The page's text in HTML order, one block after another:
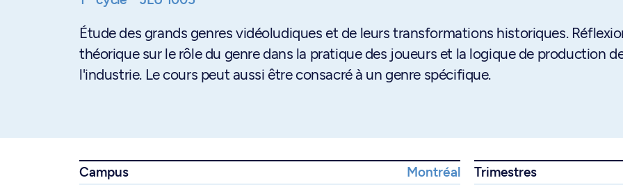
Étude des grands genres vidéoludiques et de leurs transformations historiques.
théorique sur le rôle du genre dans la pratique des joueurs et la logique de production
l'industrie. Le cours peut aussi être consacré à un genre spécifique.
Campus Montréal
Trimestres